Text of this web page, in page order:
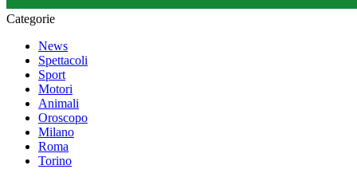
Categorie
News
Spettacoli
Sport
Motori
Animali
Oroscopo
Milano
Roma
Torino